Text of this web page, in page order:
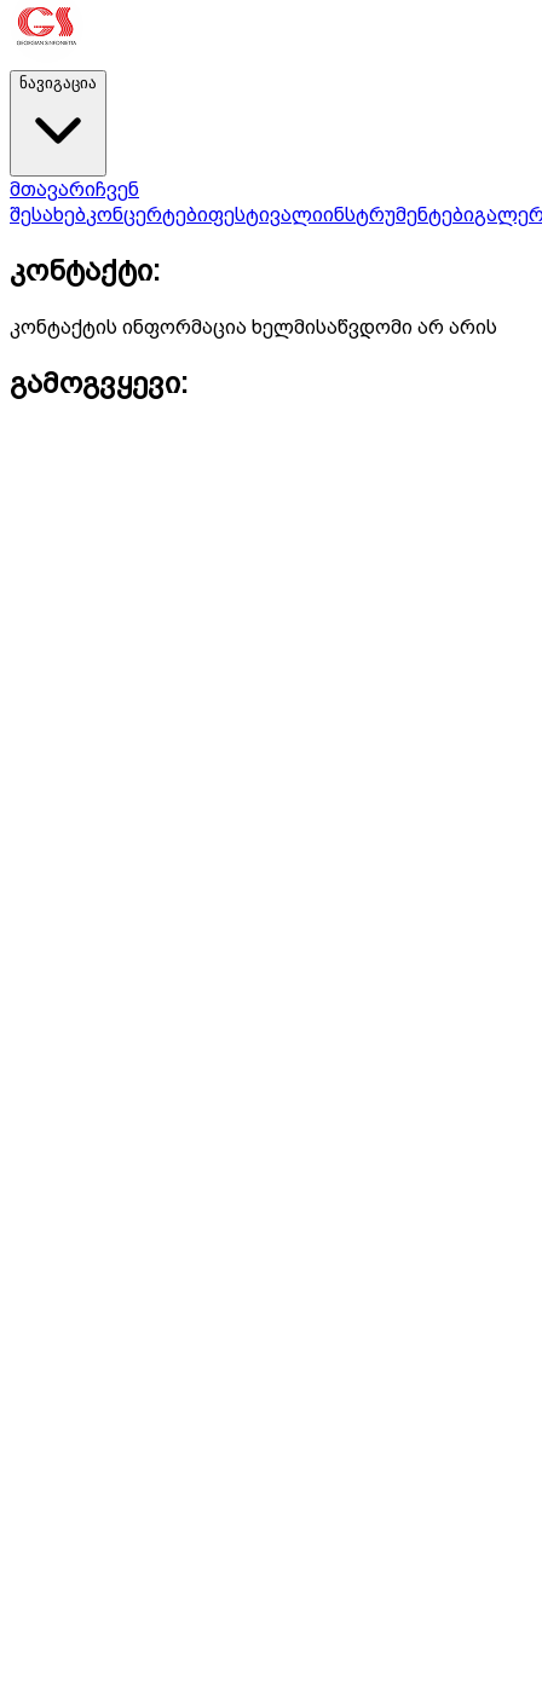
ნავიგაცია
მთავარიჩვენ
შესახებკონცერტებიფესტივალიინსტრუმენტები
კონტაქტი:
კონტაქტის ინფორმაცია ხელმისაწვდომი არ არის
გამოგვყევი: